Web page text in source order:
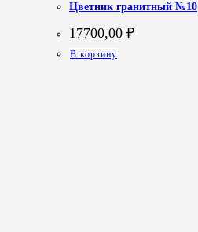
Цветник гранитный №10
17700,00 ₽
В корзину